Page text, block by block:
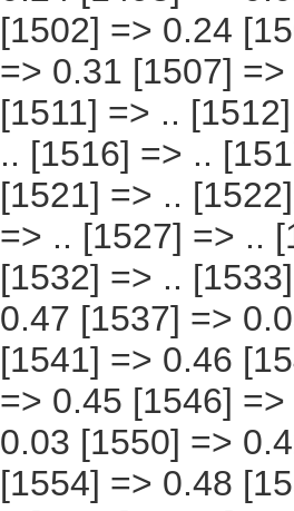
1554] => 0.48 [1555] => 0.08 [1556] => 0.39 [1557] => .. [1558] => .. [1559] => .. [1560] => .. [1561] => .. [1562] => .. [1563] => .. [1564] => .. [1565] => .. [1566] => ) ) [datamatrix] => Array ( ) ) pcaxis Object ( [axis_version] => [creation_date] => 20100215 13:13 [note] => "Los datos están sujetos a actualización continua. La información más " "actual está disponible en la web de Eurostat. Los datos españoles " "proporcionados por Eurostat no siempre corresponden a la última " "actualización y la información más reciente es la publicada en el " "apartado de resultados detallados correspondientes. " [subject_area] => Cuentas ambientales [subject_code] => 01 [matrix] => 01001 [title] => Gasto/ inversión en protección del medioambiente del sector público " "por país, periodo e indicador. [description] => [contents] => Gasto/ inversión en protección del medioambiente del sector público [units] => porcentaje del PIB. [stub] => Array ( [0] => país ) [heading] => Array ( [0] => periodo [1] => indicador ) [prestext] => [values] => Array ( [: www.ine.es ; tel: +34 91 " "5839100